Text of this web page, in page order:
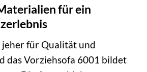
für ein
für Qualität und
das Vorziehsofa 6001 bildet